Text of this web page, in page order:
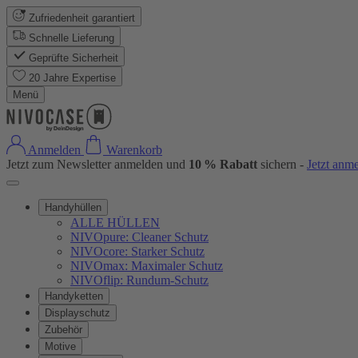
Zufriedenheit garantiert
Schnelle Lieferung
Geprüfte Sicherheit
20 Jahre Expertise
Menü
Anmelden
Warenkorb
Jetzt zum Newsletter anmelden und 10 % Rabatt sichern - Jetzt
Handyhüllen
ALLE HÜLLEN
NIVOpure: Cleaner Schutz
NIVOcore: Starker Schutz
NIVOmax: Maximaler Schutz
NIVOflip: Rundum-Schutz
Handyketten
Displayschutz
Zubehör
Motive